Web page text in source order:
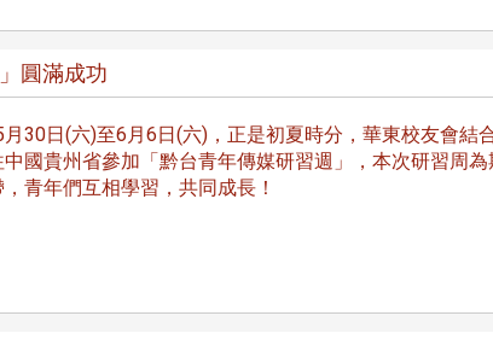
圓滿成功
30日(六)至6月6日(六)，正是初夏時分，華東校友會結
國貴州省參加「黔台青年傳媒研習週」，本次研習周
青年們互相學習，共同成長！